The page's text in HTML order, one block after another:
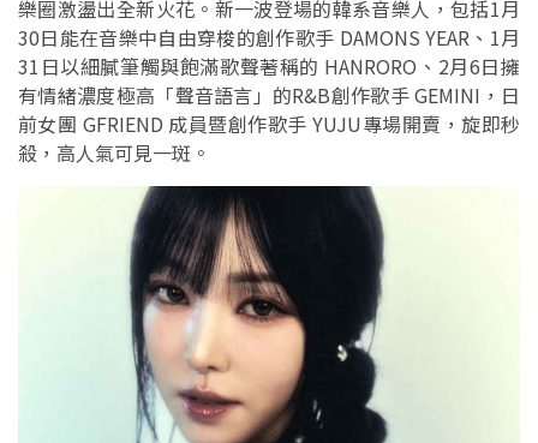
樂圈激盪出全新火花。新一波登場的韓系音樂人，包括1月
30日能在音樂中自由穿梭的創作歌手 DAMONS YEAR、1月
31日以細膩筆觸與飽滿歌聲著稱的 HANRORO、2月6日擁
有情緒濃度極高「聲音語言」的R&B創作歌手 GEMINI，日
前女團 GFRIEND 成員暨創作歌手 YUJU專場開賣，旋即秒
殺，高人氣可見一斑。